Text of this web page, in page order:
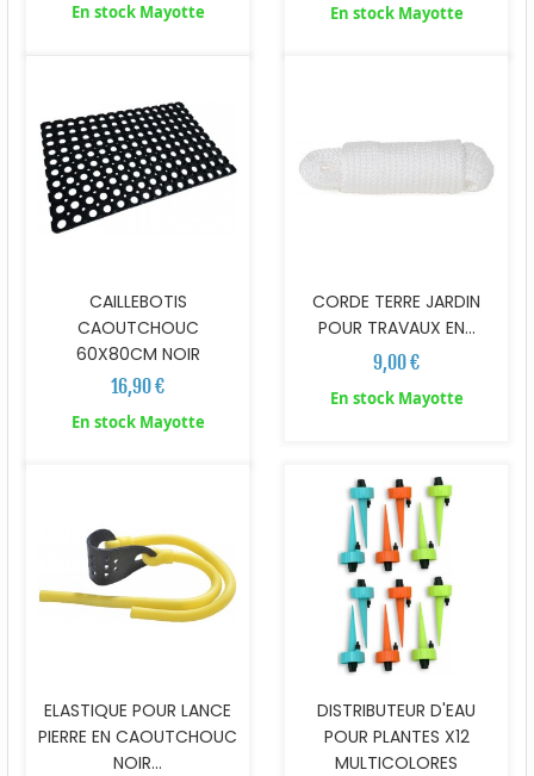
En stock Mayotte En stock Mayotte
CAILLEBOTIS
CAOUTCHOUC
60X80CM NOIR
16,90 €
En stock Mayotte
CORDE TERRE JARDIN
POUR TRAVAUX EN...
9,00 €
En stock Mayotte
ELASTIQUE POUR LANCE
PIERRE EN CAOUTCHOUC
NOIR...
DISTRIBUTEUR D'EAU
POUR PLANTES X12
MULTICOLORES